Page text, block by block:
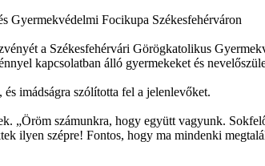
Gyermekvédelmi Focikupa Székesfehérváron
a Székesfehérvári Görögkatolikus
kapcsolatban álló gyermekeket és
imádságra szólította fel a jelenlevőket.
„Öröm számunkra, hogy együtt vagyunk.
ilyen szépre! Fontos, hogy ma mindenki